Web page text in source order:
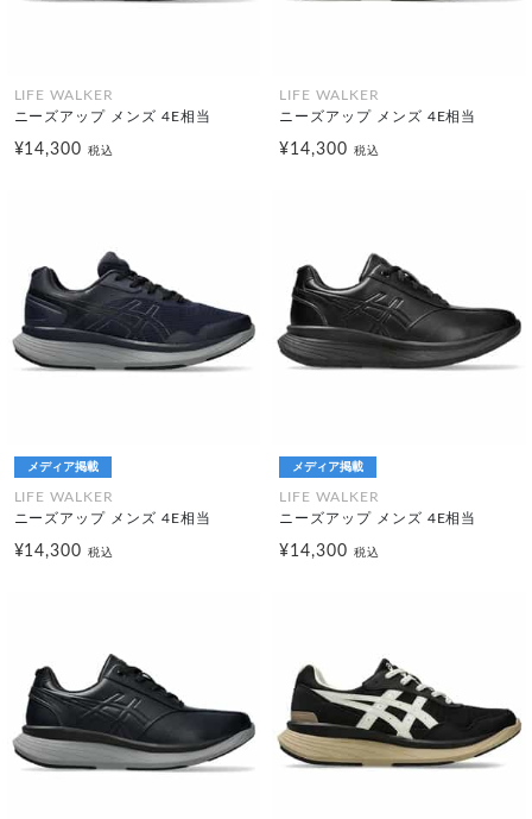
LIFE WALKER
ニーズアップ メンズ 4E相当
¥14,300税込
LIFE WALKER
ニーズアップ メンズ 4E相当
¥14,300 税込
メディア掲載
LIFE WALKER
ニーズアップ メンズ 4E相当
¥14,300税込
メディア掲載
LIFE WALKER
ニーズアップ メンズ 4E相当
¥14,300 税込